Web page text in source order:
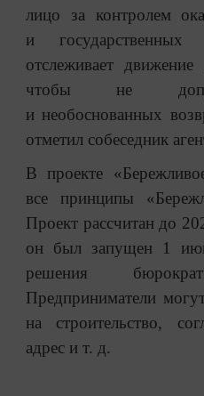
лицо за контролем
и государственных
отслеживает
чтобы не
и необоснованных
отметил собеседник
В проекте
все принципы
Проект рассчитан до
он был запущен 1
решения
Предприниматели
на строительство,
адрес и т. д.